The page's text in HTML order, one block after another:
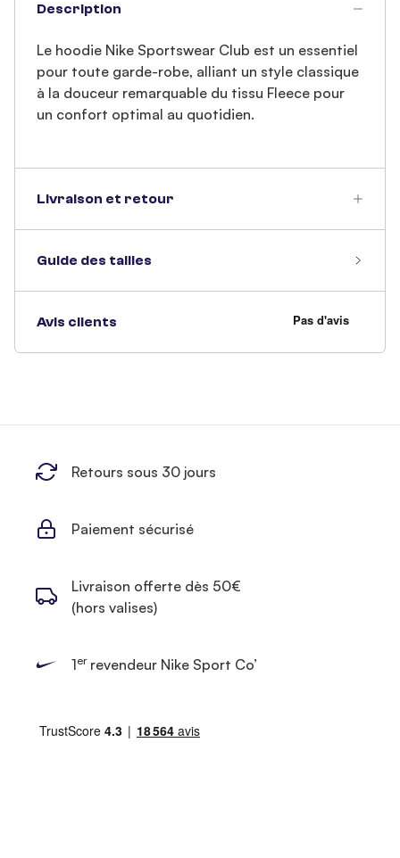
Description
Le hoodie Nike Sportswear Club est un essentiel
pour toute garde-robe, alliant un style classique
à la douceur remarquable du tissu Fleece pour
un confort optimal au quotidien.
Livraison et retour
Guide des tailles
Avis clients
Retours sous 30 jours
Paiement sécurisé
Livraison offerte dès 50€
(hors valises)
1errevendeur Nike Sport Co’